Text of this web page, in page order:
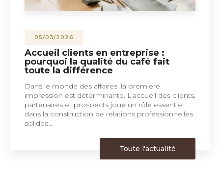
05/03/2026
Accueil clients en entreprise :
pourquoi la qualité du café fait
toute la différence
Dans le monde des affaires, la première
impression est déterminante. L’accueil des clients,
partenaires et prospects joue un rôle essentiel
dans la construction de relations professionnelles
solides…
Toute l'actualité